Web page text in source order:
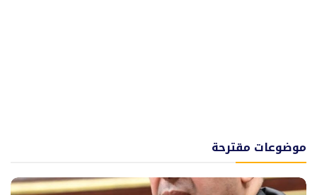
موضوعات مقترحة